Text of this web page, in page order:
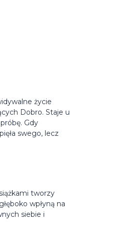
życie
Dobro. Staje u
Gdy
swego, lecz
tworzy
wpłyną na
siebie i